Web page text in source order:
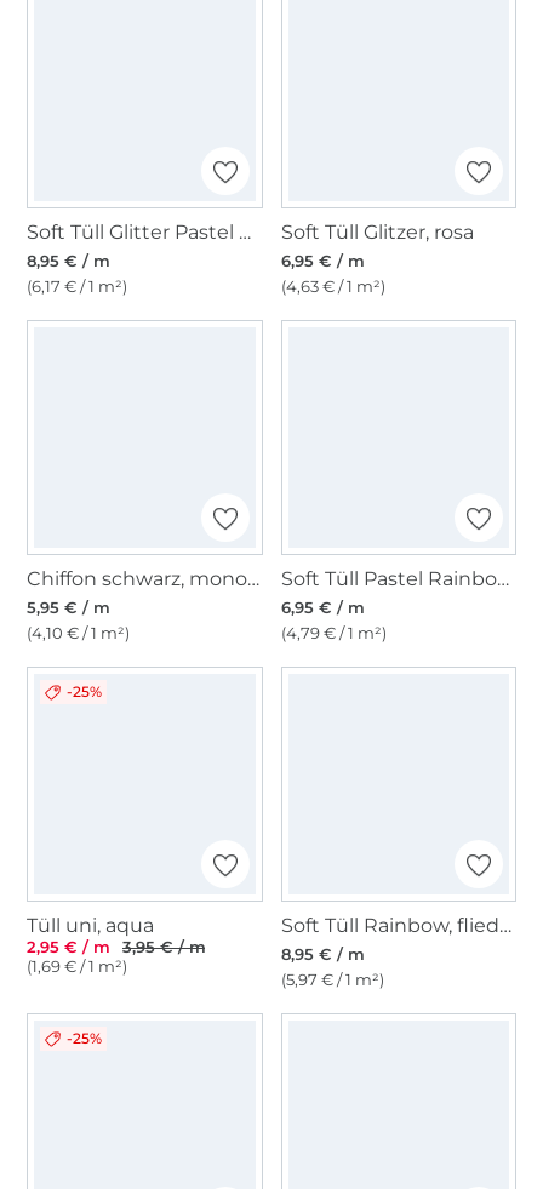
Soft Tüll Glitter Pastel Rainbow, multicolor
8,95 € / m
(6,17 € / 1 m²)
Soft Tüll Glitzer, rosa
6,95 € / m
(4,63 € / 1 m²)
Chiffon schwarz, monofarben
5,95 € / m
(4,10 € / 1 m²)
Soft Tüll Pastel Rainbow, multicolor
6,95 € / m
(4,79 € / 1 m²)
-25%
Tüll uni, aqua
2,95 € / m
3,95 € / m
(1,69 € / 1 m²)
Soft Tüll Rainbow, flieder
8,95 € / m
(5,97 € / 1 m²)
-25%